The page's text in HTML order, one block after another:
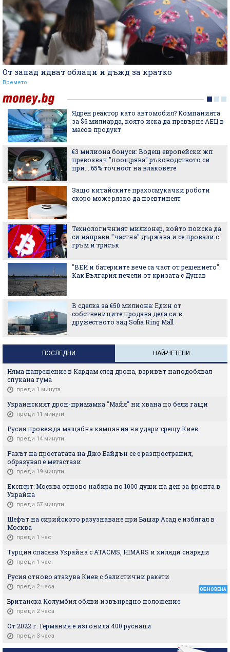
От запад идват облаци и дъжд за кратко
Времето
Ядрен реактор като автомобил? Компанията
за $6 милиарда, която иска да превърне АЕЦ в
масов продукт
€3 милиона бонуси: Водещ европейски жп
превозвач "поощрява" ръководството си
при... 65% точност на влаковете
Защо китайските прахосмукачки роботи
скоро може рязко да поевтинеят
Технологичният милионер, който поиска да
си направи "частна" държава и се провали с
гръм и трясък
"ВЕИ и батериите вече са част от решението":
Как България печели от кризата с Дунав
В сделка за €50 милиона: Един от
собствениците продава дела си в
дружеството зад Sofia Ring Mall
ПОСЛЕДНИ НАЙ-ЧЕТЕНИ
Няма напрежение в Кардам след дрона, взривът наподобявал
спукана гума
преди 1 минута
Украинският дрон-примамка "Майя" ни хвана по бели гащи
преди 11 минути
Русия провежда мащабна кампания на удари срещу Киев
преди 14 минути
Ракът на простатата на Джо Байдън се е разпространил,
образувал е метастази
преди 19 минути
Експерт: Москва отново набира по 1000 души на ден за фронта в
Украйна
преди 57 минути
Шефът на сирийското разузнаване при Башар Асад е избягал в
Москва
преди 1 час
Турция спасява Украйна с ATACMS, HIMARS и хиляди снаряди
преди 1 час
Русия отново атакува Киев с балистични ракети
преди 2 часа ОБНОВЕНА
Британска Колумбия обяви извънредно положение
преди 2 часа
От 2022 г. Германия е изгонила 400 руснаци
преди 3 часа